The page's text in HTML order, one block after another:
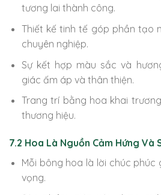
tương lai thành công.
Thiết kế tinh tế góp phần tạo
chuyên nghiệp.
Sự kết hợp màu sắc và
giác ấm áp và thân thiện.
Trang trí bằng hoa khai
thương hiệu.
7.2 Hoa Là Nguồn Cảm Hứng Và
Mỗi bông hoa là lời chúc phúc
vọng.